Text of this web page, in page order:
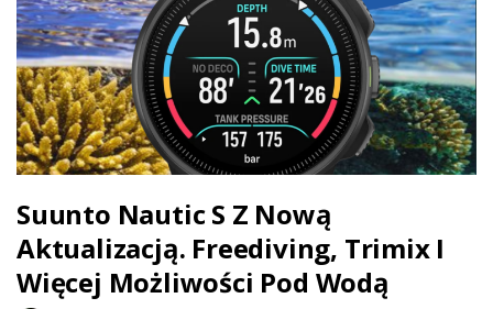
Suunto Nautic S Z Nową
Aktualizacją. Freediving, Trimix I
Więcej Możliwości Pod Wodą